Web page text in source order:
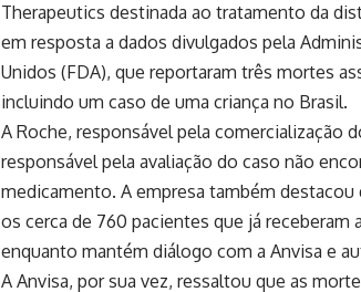
Therapeutics destinada ao tratamento da
em resposta a dados divulgados pela
Unidos (FDA), que reportaram três mortes
incluindo um caso de uma criança no Brasil.
A Roche, responsável pela comercialização
responsável pela avaliação do caso não
medicamento. A empresa também
os cerca de 760 pacientes que já
enquanto mantém diálogo com a Anvisa e
A Anvisa, por sua vez, ressaltou que as